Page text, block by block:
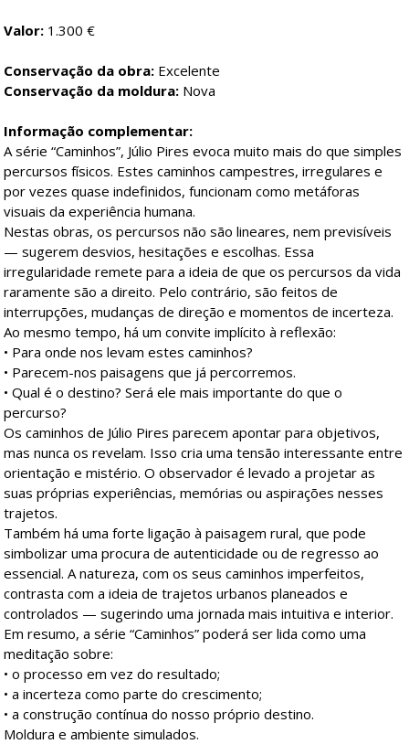
Valor: 1.300 €
Conservação da obra: Excelente
Conservação da moldura: Nova
Informação complementar:
A série “Caminhos”, Júlio Pires evoca muito mais do que simples
percursos físicos. Estes caminhos campestres, irregulares e
por vezes quase indefinidos, funcionam como metáforas
visuais da experiência humana.
Nestas obras, os percursos não são lineares, nem previsíveis
— sugerem desvios, hesitações e escolhas. Essa
irregularidade remete para a ideia de que os percursos da vida
raramente são a direito. Pelo contrário, são feitos de
interrupções, mudanças de direção e momentos de incerteza.
Ao mesmo tempo, há um convite implícito à reflexão:
• Para onde nos levam estes caminhos?
• Parecem-nos paisagens que já percorremos.
• Qual é o destino? Será ele mais importante do que o
percurso?
Os caminhos de Júlio Pires parecem apontar para objetivos,
mas nunca os revelam. Isso cria uma tensão interessante entre
orientação e mistério. O observador é levado a projetar as
suas próprias experiências, memórias ou aspirações nesses
trajetos.
Também há uma forte ligação à paisagem rural, que pode
simbolizar uma procura de autenticidade ou de regresso ao
essencial. A natureza, com os seus caminhos imperfeitos,
contrasta com a ideia de trajetos urbanos planeados e
controlados — sugerindo uma jornada mais intuitiva e interior.
Em resumo, a série “Caminhos” poderá ser lida como uma
meditação sobre:
• o processo em vez do resultado;
• a incerteza como parte do crescimento;
• a construção contínua do nosso próprio destino.
Moldura e ambiente simulados.